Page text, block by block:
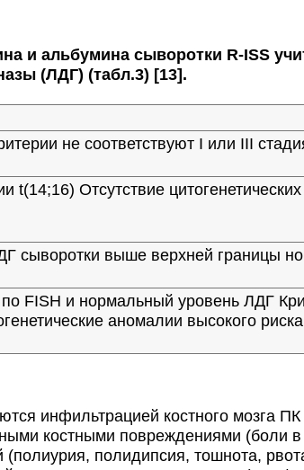
и альбумина сыворотки R-ISS
(ЛДГ) (табл.3) [13].
не соответствуют I или III
t(14;16) Отсутствие
сыворотки выше верхней границы
по FISH и нормальный уровень ЛДГ
аномалии высокого
инфильтрацией костного мозга ПК
костными повреждениями (боли в
полидипсия, тошнота,